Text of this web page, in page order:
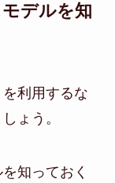
デルを知
利用するな
ょう。
知っておく